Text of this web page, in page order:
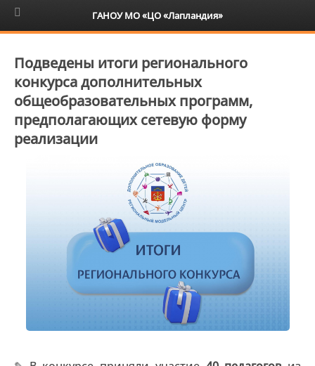
6+
Подведены итоги регионального
конкурса дополнительных
общеобразовательных программ,
предполагающих сетевую форму
реализации
ГАНОУ МО «ЦО «Лапландия»